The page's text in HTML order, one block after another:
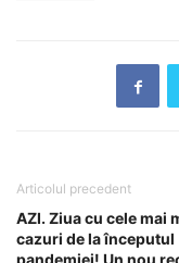
Articolul precedent
AZI. Ziua cu cele mai
cazuri de la începutul